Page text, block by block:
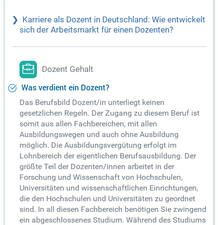
Karriere als Dozent in Deutschland: Wie entwickelt
sich der Arbeitsmarkt für einen Dozenten?
Dozent Gehalt
Was verdient ein Dozent?
Das Berufsbild Dozent/in unterliegt keinen
gesetzlichen Regeln. Der Zugang zu diesem Beruf ist
somit aus allen Fachbereichen, mit allen
Ausbildungswegen und auch ohne Ausbildung
möglich. Die Ausbildungsvergütung erfolgt im
Lohnbereich der eigentlichen Berufsausbildung. Der
größte Teil der Dozenten/innen arbeitet in der
Forschung und Wissenschaft von Hochschulen,
Universitäten und wissenschaftlichen Einrichtungen,
die den Hochschulen und Universitäten zu geordnet
sind. In all diesen Fachbereich benötigen Sie zwingend
ein abgeschlossenes Studium. Während des Studiums